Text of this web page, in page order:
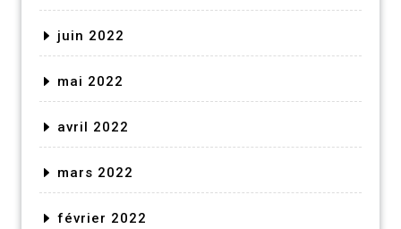
juin 2022
mai 2022
avril 2022
mars 2022
février 2022